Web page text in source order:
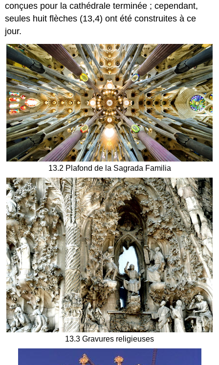
conçues pour la cathédrale terminée ; cependant,
seules huit flèches (13,4) ont été construites à ce
jour.
13.2 Plafond de la Sagrada Familia
13.3 Gravures religieuses